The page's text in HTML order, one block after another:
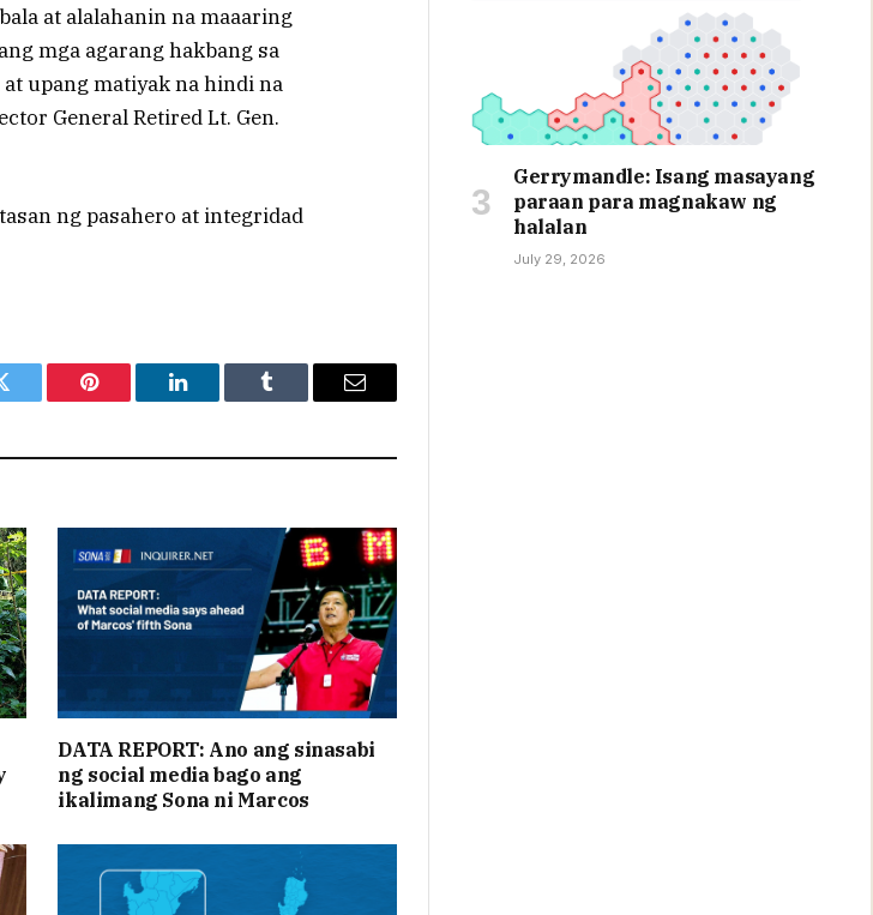
at alalahanin na maaaring
mga agarang hakbang sa
upang matiyak na hindi na
General Retired Lt. Gen.
ng pasahero at integridad
Pinterest LinkedIn Tumblr Email
DATA REPORT: Ano ang sinasabi
ng social media bago ang
ikalimang Sona ni Marcos
Gerrymandle: Isang masayang
paraan para magnakaw ng
halalan
July 29, 2026